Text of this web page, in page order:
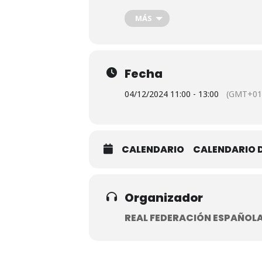
discapacidad en la modalidad de
MÁS
Fecha
04/12/2024 11:00 - 13:00
CALENDARIO CALENDARIO
Organizador
REAL FEDERACIÓN